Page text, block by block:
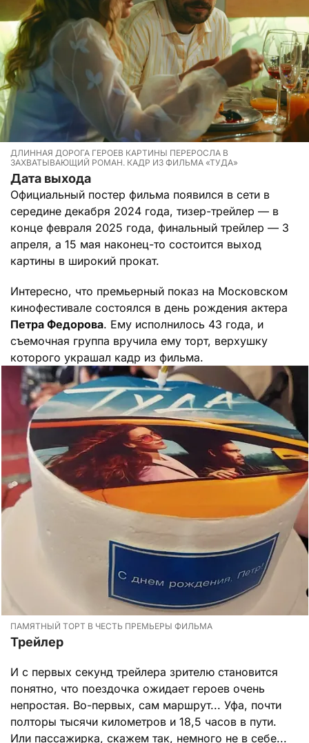
ДЛИННАЯ ДОРОГА ГЕРОЕВ КАРТИНЫ ПЕРЕРОСЛА В
ЗАХВАТЫВАЮЩИЙ РОМАН. КАДР ИЗ ФИЛЬМА «ТУДА»
Дата выхода
Официальный постер фильма появился в сети в
середине декабря 2024 года, тизер-трейлер — в
конце февраля 2025 года, финальный трейлер — 3
апреля, а 15 мая наконец-то состоится выход
картины в широкий прокат.
Интересно, что премьерный показ на Московском
кинофестивале состоялся в день рождения актера
Петра Федорова. Ему исполнилось 43 года, и
съемочная группа вручила ему торт, верхушку
которого украшал кадр из фильма.
ПАМЯТНЫЙ ТОРТ В ЧЕСТЬ ПРЕМЬЕРЫ ФИЛЬМА
Трейлер
И с первых секунд трейлера зрителю становится
понятно, что поездочка ожидает героев очень
непростая. Во-первых, сам маршрут... Уфа, почти
полторы тысячи километров и 18,5 часов в пути.
Или пассажирка, скажем так, немного не в себе...